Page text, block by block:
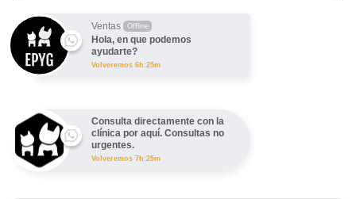
Ventas Offline
Hola, en que podemos
ayudarte?
Volveremos 6h:25m
Consulta directamente con la
clínica por aquí. Consultas no
urgentes.
Volveremos 7h:25m